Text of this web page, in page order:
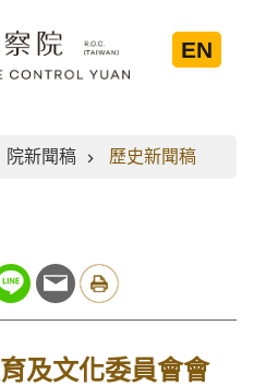
EN
院新聞稿 歷史新聞稿
文化委員會會